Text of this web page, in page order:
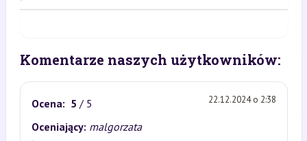
Komentarze naszych użytkowników:
Ocena: 5 / 5 22.12.2024 o 2:38
Oceniający: malgorzata